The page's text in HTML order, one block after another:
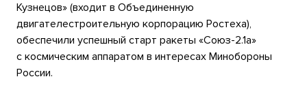
Кузнецов» (входит в Объединенную
двигателестроительную корпорацию Ростеха),
обеспечили успешный старт ракеты «Союз-2.1а»
с космическим аппаратом в интересах Минобороны
России.